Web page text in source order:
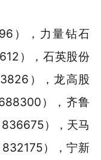
），力量钻石
），石英股份
），龙高股
），齐鲁
），天马
），宁新